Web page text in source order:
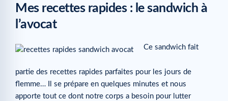
Mes recettes rapides : le sandwich à
l’avocat
Ce sandwich fait
partie des recettes rapides parfaites pour les jours de
flemme… Il se prépare en quelques minutes et nous
apporte tout ce dont notre corps a besoin pour lutter